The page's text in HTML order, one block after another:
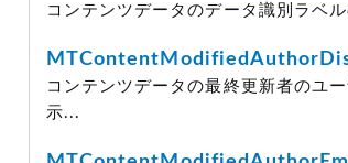
コンテンツデータのデータ識別ラベ
コンテンツデータの最終更新者のユ
示...